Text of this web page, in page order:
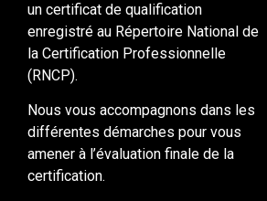
un certificat de qualification
enregistré au Répertoire National de
la Certification Professionnelle
(RNCP).
Nous vous accompagnons dans les
différentes démarches pour vous
amener à l’évaluation finale de la
certification.